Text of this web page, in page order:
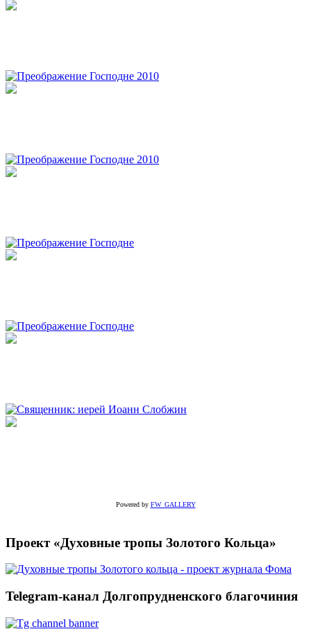
Powered by FW_GALLERY
Проект «Духовные тропы Золотого Кольца»
Telegram-канал Долгопрудненского благочиния